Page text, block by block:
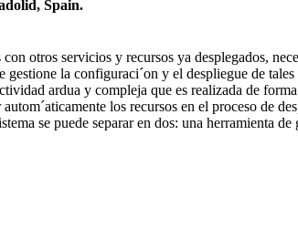
Spain.
otros servicios y recursos ya desplegados,
la configuraci´on y el despliegue de
ardua y compleja que es realizada de
los recursos en el proceso
se puede separar en dos: una herramienta